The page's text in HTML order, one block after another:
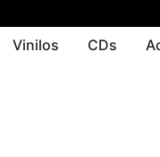
Vinilos CDs